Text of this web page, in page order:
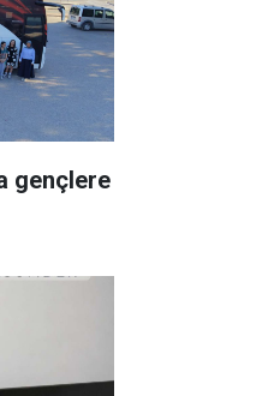
gençlere